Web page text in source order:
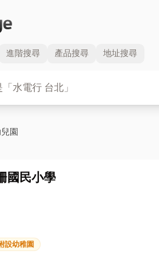
進階搜尋 產品搜尋 地址搜尋
園
國民小學
設幼稚園